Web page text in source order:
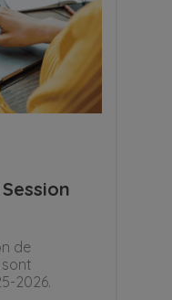
de
sont
2026.